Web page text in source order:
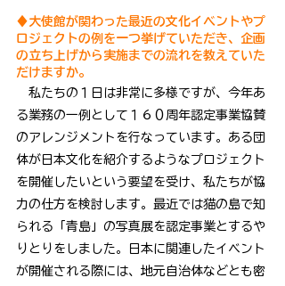
♦大使館が関わった最近の文化イベントやプ
ロジェクトの例を一つ挙げていただき、企画
の立ち上げから実施までの流れを教えていた
だけますか。
私たちの１日は非常に多様ですが、今年あ
る業務の一例として１６０周年認定事業協賛
のアレンジメントを行なっています。ある団
体が日本文化を紹介するようなプロジェクト
を開催したいという要望を受け、私たちが協
力の仕方を検討します。最近では猫の島で知
られる「青島」の写真展を認定事業とするや
りとりをしました。日本に関連したイベント
が開催される際には、地元自治体などとも密